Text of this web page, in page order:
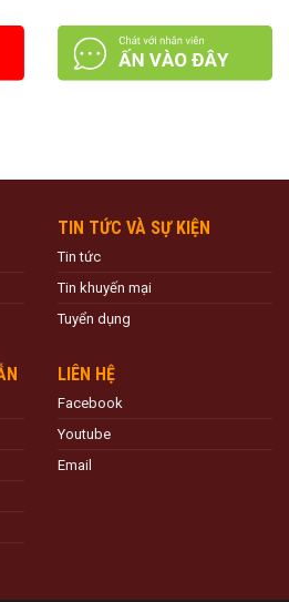
TIN TỨC VÀ SỰ KIỆN
Tin tức
Tin khuyến mại
Tuyển dụng
LIÊN HỆ
Facebook
Youtube
Email